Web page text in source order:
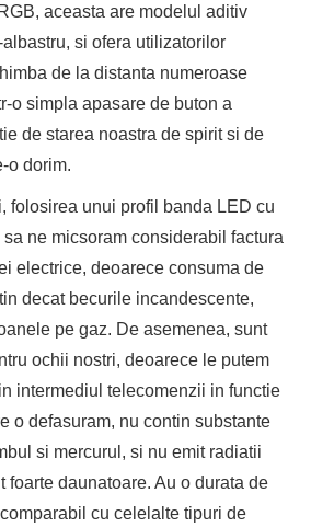
aceasta are modelul aditiv
si ofera utilizatorilor
de la distanta numeroase
o simpla apasare de buton a
de starea noastra de spirit si de
o dorim.
folosirea unui profil banda LED cu
ne micsoram considerabil factura
electrice, deoarece consuma de
decat becurile incandescente,
pe gaz. De asemenea, sunt
ochii nostri, deoarece le putem
intermediul telecomenzii in functie
o defasuram, nu contin substante
si mercurul, si nu emit radiatii
foarte daunatoare. Au o durata de
cu celelalte tipuri de